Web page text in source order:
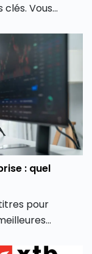
Vous
et comment
permet de
: quel
pour